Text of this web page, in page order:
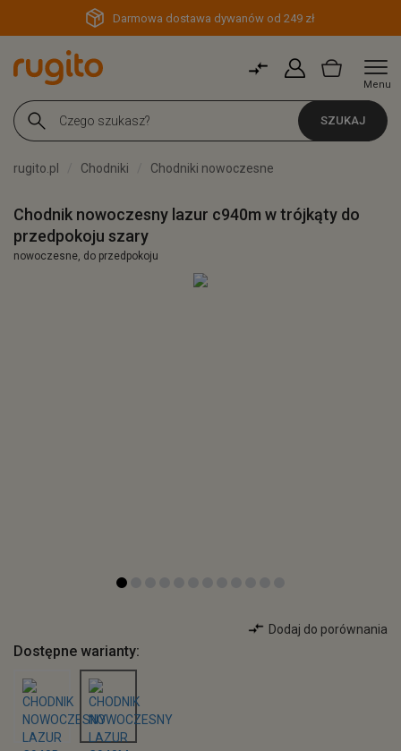
Darmowa dostawa dywanów od 249 zł
Menu
SZUKAJ
rugito.pl Chodniki Chodniki nowoczesne
Chodnik nowoczesny lazur c940m w trójkąty do
przedpokoju szary
nowoczesne, do przedpokoju
Dodaj do porównania
Dostępne warianty: